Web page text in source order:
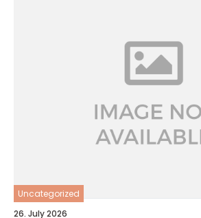
Uncategorized
26. July 2026